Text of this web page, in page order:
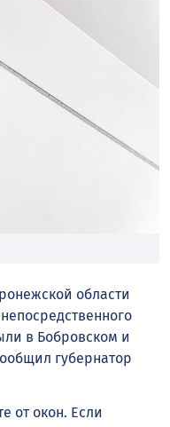
области
в Бобровском и
губернатор
от окон. Если